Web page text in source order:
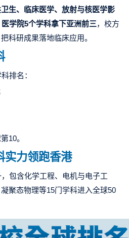
生、临床医学、放射与核医学影
医学院5个学科拿下亚洲前三，校方
科研成果落地临床应用。
排名：
10。
实力领跑香港
包含化学工程、电机与电子工
聚态物理等15门学科进入全球50